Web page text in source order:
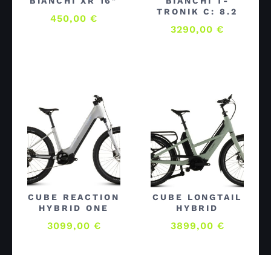
450,00 €
TRONIK C: 8.2
3290,00 €
CUBE REACTION
HYBRID ONE
3099,00 €
CUBE LONGTAIL
HYBRID
3899,00 €